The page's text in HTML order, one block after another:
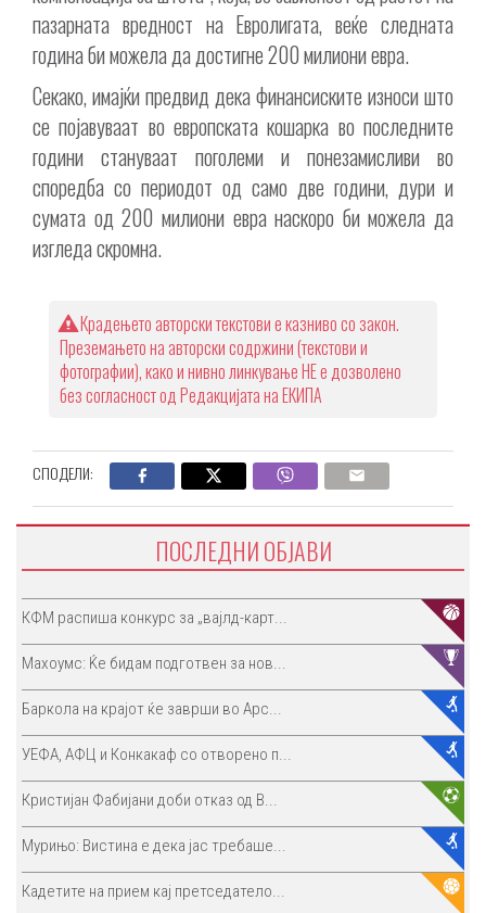
пазарната вредност на Евролигата, веќе следната
година би можела да достигне 200 милиони евра.
Секако, имајќи предвид дека финансиските износи што
се појавуваат во европската кошарка во последните
години стануваат поголеми и понезамисливи во
споредба со периодот од само две години, дури и
сумата од 200 милиони евра наскоро би можела да
изгледа скромна.
Крадењето авторски текстови е казниво со закон.
Преземањето на авторски содржини (текстови и
фотографии), како и нивно линкување НЕ е дозволено
без согласност од Редакцијата на ЕКИПА
СПОДЕЛИ:
ПОСЛЕДНИ ОБЈАВИ
КФМ распиша конкурс за „вајлд-карт...
Махоумс: Ќе бидам подготвен за нов...
Баркола на крајот ќе заврши во Арс...
УЕФА, АФЦ и Конкакаф со отворено п...
Кристијан Фабијани доби отказ од В...
Мурињо: Вистина е дека јас требаше...
Кадетите на прием кај претседатело...